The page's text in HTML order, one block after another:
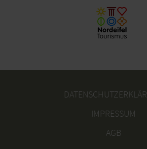
IMPRESSUM
AGB